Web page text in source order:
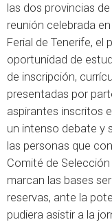
las dos provincias
reunión celebrada
Ferial de Tenerife, el
oportunidad de
de inscripción,
presentadas por
aspirantes inscritos
un intenso debate y
las personas que
Comité de
marcan las bases
reservas, ante la
pudiera asistir a la